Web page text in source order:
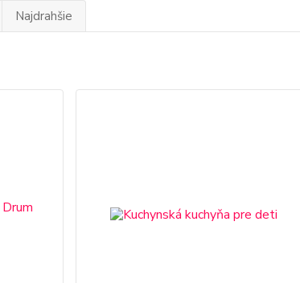
Najdrahšie